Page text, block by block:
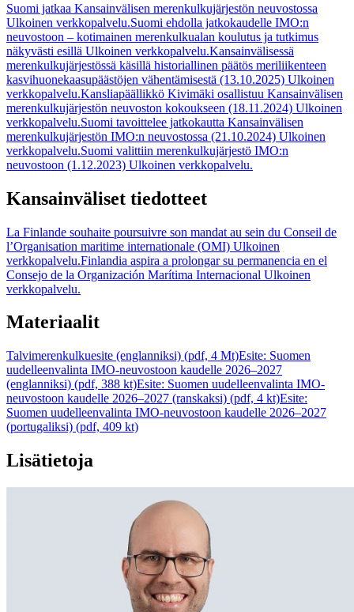
Suomi jatkaa Kansainvälisen merenkulkujärjestön neuvostossa
Ulkoinen verkkopalvelu.Suomi ehdolla jatkokaudelle IMO:n
neuvostoon – kotimainen merenkulkualan koulutus ja tutkimus
näkyvästi esillä Ulkoinen verkkopalvelu.Kansainvälisessä
merenkulkujärjestössä käsillä historiallinen päätös meriliikenteen
kasvihuonekaasupäästöjen vähentämisestä (13.10.2025) Ulkoinen
verkkopalvelu.Kansliapäällikkö Kivimäki osallistuu Kansainvälisen
merenkulkujärjestön neuvoston kokoukseen (18.11.2024) Ulkoinen
verkkopalvelu.Suomi tavoittelee jatkokautta Kansainvälisen
merenkulkujärjestön IMO:n neuvostossa (21.10.2024) Ulkoinen
verkkopalvelu.Suomi valittiin merenkulkujärjestö IMO:n
neuvostoon (1.12.2023) Ulkoinen verkkopalvelu.
Kansainväliset tiedotteet
La Finlande souhaite poursuivre son mandat au sein du Conseil de
l’Organisation maritime internationale (OMI) Ulkoinen
verkkopalvelu.Finlandia aspira a prolongar su permanencia en el
Consejo de la Organización Marítima Internacional Ulkoinen
verkkopalvelu.
Materiaalit
Talvimerenkulkuesite (englanniksi) (pdf, 4 Mt)Esite: Suomen
uudelleenvalinta IMO-neuvostoon kaudelle 2026–2027
(englanniksi) (pdf, 388 kt)Esite: Suomen uudelleenvalinta IMO-
neuvostoon kaudelle 2026–2027 (ranskaksi) (pdf, 4 kt)Esite:
Suomen uudelleenvalinta IMO-neuvostoon kaudelle 2026–2027
(portugaliksi) (pdf, 409 kt)
Lisätietoja